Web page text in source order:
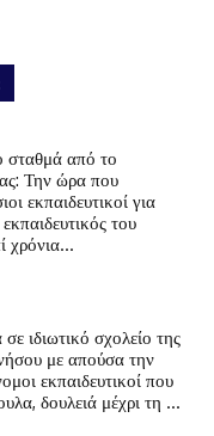
σταθμά από το
Την ώρα που
εκπαιδευτικοί για
του
χρόνια...
ιδιωτικό σχολείο της
με απούσα την
εκπαιδευτικοί που
δουλειά μέχρι τη …